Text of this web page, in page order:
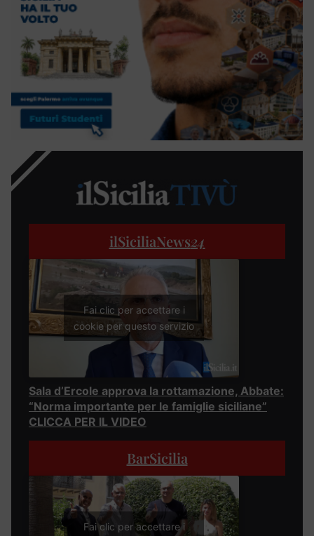
ilSiciliaNews24
Fai clic per accettare i
cookie per questo servizio
Sala d’Ercole approva la rottamazione, Abbate:
“Norma importante per le famiglie siciliane”
CLICCA PER IL VIDEO
BarSicilia
Fai clic per accettare i